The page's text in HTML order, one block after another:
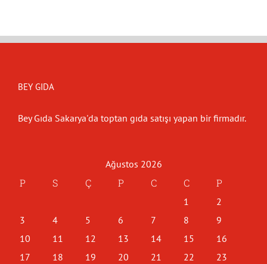
BEY GIDA
Bey Gıda Sakarya'da toptan gıda satışı yapan bir firmadır.
Ağustos 2026
P S Ç P C C P
1
2
3
4 5 6 7 8
9
10
11 12 13 14 15
16
17
18 19 20 21 22
23